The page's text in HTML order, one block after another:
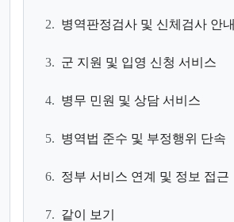
2. 병역판정검사 및 신체검사 안내
3. 군 지원 및 입영 신청 서비스
4. 병무 민원 및 상담 서비스
5. 병역법 준수 및 부정행위 단속
6. 정부 서비스 연계 및 정보 접근
7. 같이 보기